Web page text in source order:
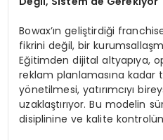
Bowax’ın geliştirdiği
fikrini değil, bir
Eğitimden dijital altyapıya,
reklam planlamasına
yönetilmesi, yatırımcıyı
uzaklaştırıyor. Bu modelin
disiplinine ve kalite